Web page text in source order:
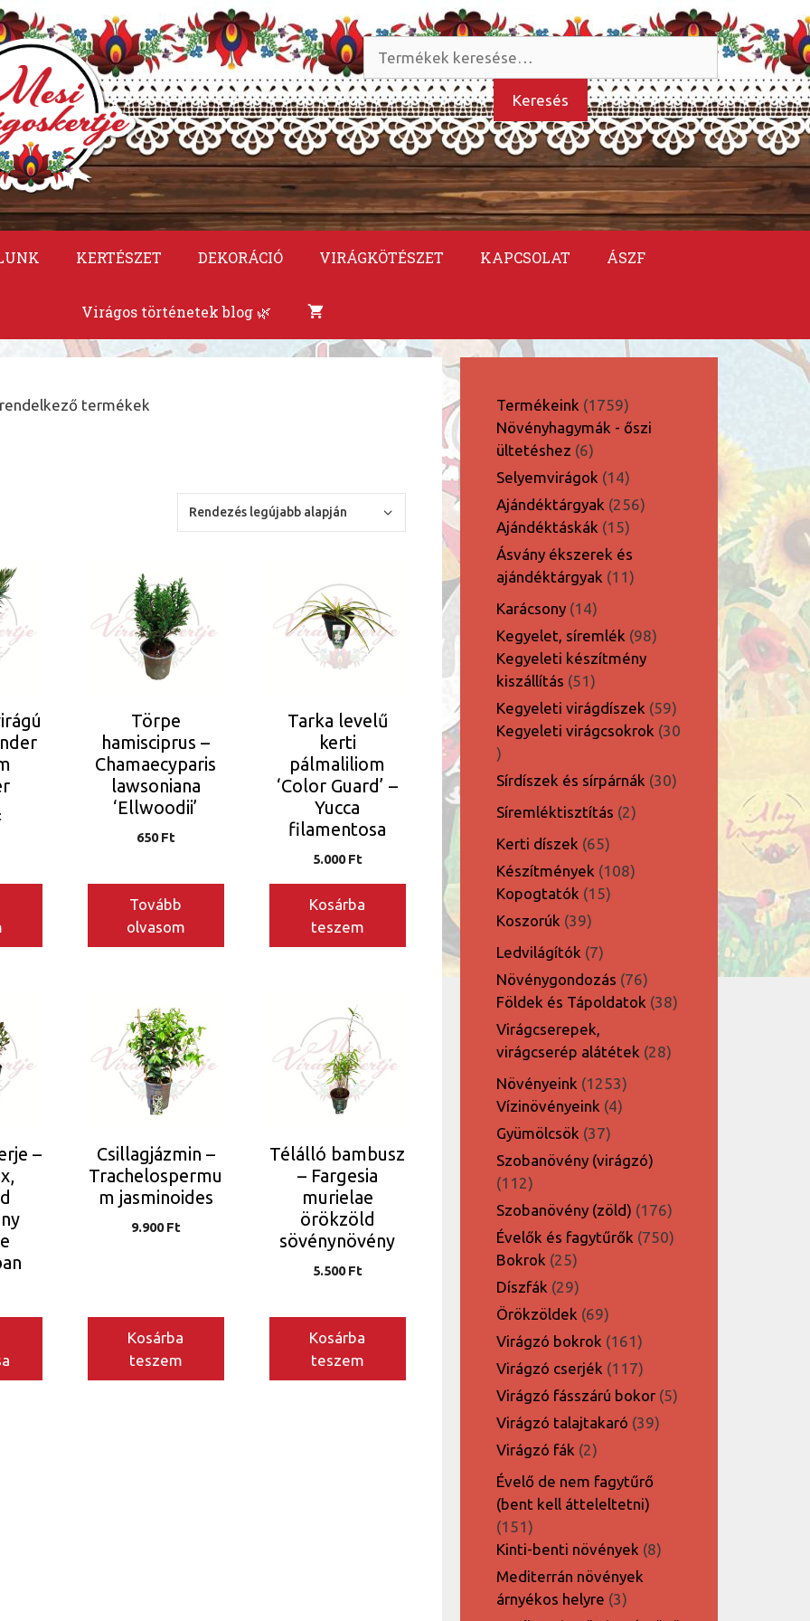
Keresés
a
következőre:
Keresés
KERTÉSZET DEKORÁCIÓ VIRÁGKÖTÉSZET KAPCSOLAT ÁSZF
Virágos történetek blog 🌿
termékek
Törpe
hamisciprus –
Chamaecyparis
lawsoniana
‘Ellwoodii’
650Ft
Tovább
olvasom
Tarka levelű
kerti
pálmaliliom
‘Color Guard’ –
Yucca
filamentosa
5.000Ft
Kosárba
teszem
–
Csillagjázmin –
Trachelospermu
m jasminoides
9.900Ft
Kosárba
teszem
Télálló bambusz
– Fargesia
murielae
örökzöld
sövénynövény
5.500Ft
Kosárba
teszem
Termékeink 17591759
termék
Növényhagymák - őszi
ültetéshez 66
termék
Selyemvirágok 1414
termék
Ajándéktárgyak 256256
Ajándéktáskák 1515
termék
Ásvány ékszerek és
ajándéktárgyak
1111
Karácsony 1414
termék
Kegyelet, síremlék 9898
Kegyeleti készítmény
kiszállítás 5151
termék
Kegyeleti virágdíszek 5959
termék
Kegyeleti virágcsokrok 30
30
termék
Sírdíszek és sírpárnák 3030
Síremléktisztítás 22
Kerti díszek 6565
termék
Készítmények 108108
Kopogtatók 1515
Koszorúk 3939
termék
Ledvilágítók 77
termék
Növénygondozás 7676
termék
Földek és Tápoldatok 3838
Virágcserepek,
virágcserép alátétek 2828
Növényeink 12531253
termék
Vízinövényeink 44
Gyümölcsök 3737
termék
Szobanövény (virágzó)
112112
termék
Szobanövény (zöld) 176176
termék
Évelők és fagytűrők 750750
Bokrok 2525
termék
Díszfák 2929
termék
Örökzöldek 6969
termék
Virágzó bokrok 161161
termék
Virágzó cserjék 117117
termék
Virágzó fásszárú bokor 55
Virágzó talajtakaró 3939
Virágzó fák 22
termék
Évelő de nem fagytűrő
(bent kell átteleltetni)
151151
termék
Kinti-benti növények 88
Mediterrán növények
árnyékos helyre 33